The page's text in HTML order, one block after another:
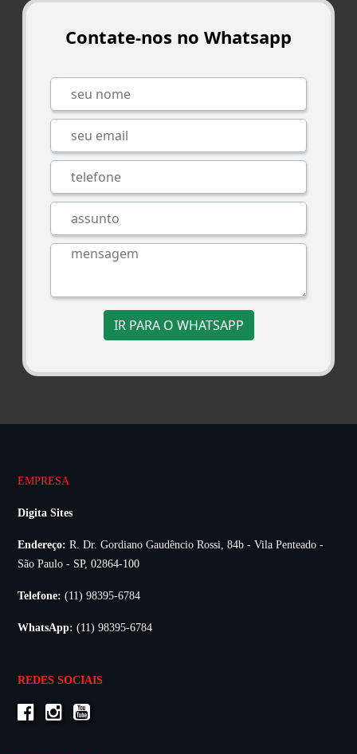
Contate-nos no Whatsapp
IR PARA O WHATSAPP
EMPRESA
Digita Sites
Endereço: R. Dr. Gordiano Gaudêncio Rossi, 84b - Vila Penteado -
São Paulo - SP, 02864-100
Telefone: (11) 98395-6784
WhatsApp: (11) 98395-6784
REDES SOCIAIS